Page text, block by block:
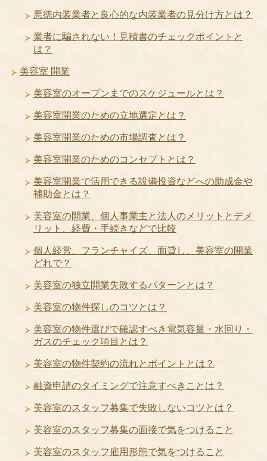
悪徳内装業者と良心的な内装業者の見分け方とは？
業者に騙されない！見積書のチェックポイントと
は？
美容室 開業
美容室のオープンまでのスケジュールとは？
美容室開業のための立地選定とは？
美容室開業のための市場調査とは？
美容室開業のためのコンセプトとは？
美容室開業で活用できる設備投資などへの助成金や
補助金とは？
美容室の開業、個人事業主と法人のメリットとデメ
リット、経費・手続きなどで比較
個人経営、フランチャイズ、面貸し、美容室の開業
どれで？
美容室の独立開業失敗するパターンとは？
美容室の物件探しのコツとは？
美容室の物件選びで確認すべき電気容量・水回り・
ガスのチェック項目とは？
美容室の物件契約の流れとポイントとは？
融資申請のタイミングで注意すべきことは？
美容室のスタッフ募集で失敗しないコツとは？
美容室のスタッフ募集の面接で気をつけること
美容室のスタッフ雇用形態で気をつけること